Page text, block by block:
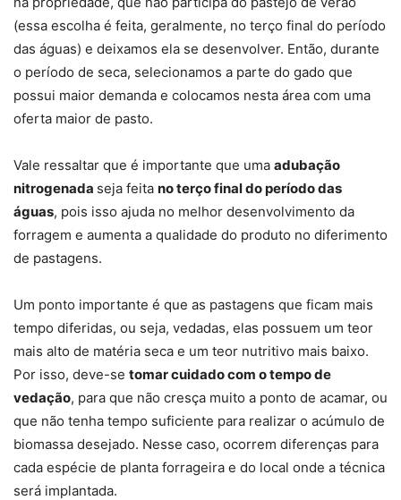
(essa escolha é feita, geralmente, no terço final do período
das águas) e deixamos ela se desenvolver. Então, durante
o período de seca, selecionamos a parte do gado que
possui maior demanda e colocamos nesta área com uma
oferta maior de pasto.
Vale ressaltar que é importante que uma adubação
nitrogenada seja feita no terço final do período das
águas, pois isso ajuda no melhor desenvolvimento da
forragem e aumenta a qualidade do produto no diferimento
de pastagens.
Um ponto importante é que as pastagens que ficam mais
tempo diferidas, ou seja, vedadas, elas possuem um teor
mais alto de matéria seca e um teor nutritivo mais baixo.
Por isso, deve-se tomar cuidado com o tempo de
vedação, para que não cresça muito a ponto de acamar, ou
que não tenha tempo suficiente para realizar o acúmulo de
biomassa desejado. Nesse caso, ocorrem diferenças para
cada espécie de planta forrageira e do local onde a técnica
será implantada.